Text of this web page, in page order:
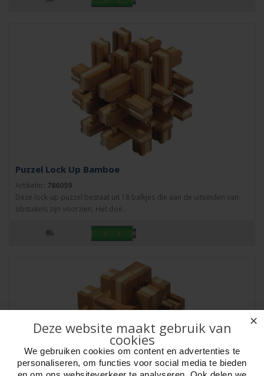
Puzzel Lock Up Bamboe
Artikelnr: 786059
Deze lock-up puzzel bestaat uit 18 balkjes die aan de uiteinden van
obstakels zijn voorzien. Het doe..
✕
Deze website maakt gebruik van
cookies
We gebruiken cookies om content en advertenties te
personaliseren, om functies voor social media te bieden